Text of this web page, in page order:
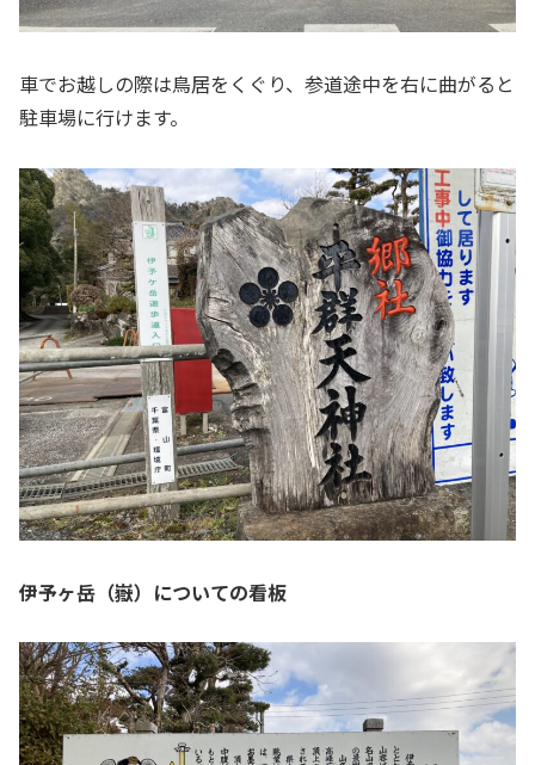
車でお越しの際は鳥居をくぐり、参道途中を右に曲がると
駐車場に行けます。
伊予ヶ岳（嶽）についての看板